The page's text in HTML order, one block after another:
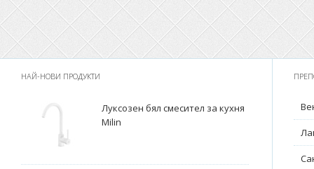
НАЙ-НОВИ ПРОДУКТИ
Луксозен бял смесител за кухня
Milin